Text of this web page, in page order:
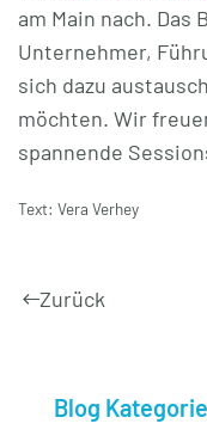
am Main nach.
Unternehmer,
sich dazu
möchten. Wir
spannende
Text: Vera Verhey
Zurück
Blog